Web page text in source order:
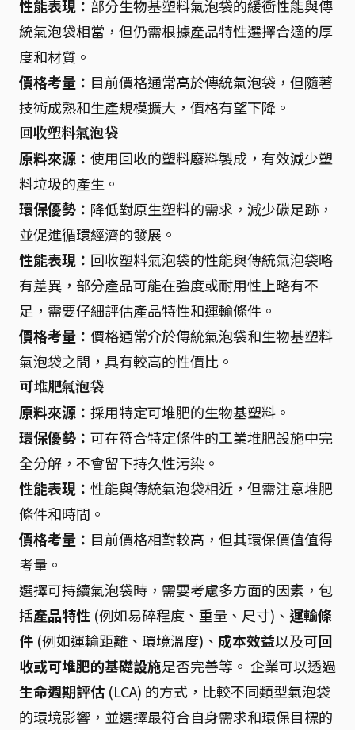
性能表現： 部分生物基塑料氣泡袋的緩衝性能與傳
統氣泡袋相當，但仍需根據產品特性選擇合適的厚
度和材質。
價格考量： 目前價格通常高於傳統氣泡袋，但隨著
技術成熟和生產規模擴大，價格有望下降。
回收塑料氣泡袋
原料來源： 使用回收的塑料廢料製成，有效減少塑
料垃圾的產生。
環保優勢： 降低對原生塑料的需求，減少碳足跡，
並促進循環經濟的發展。
性能表現： 回收塑料氣泡袋的性能與傳統氣泡袋略
有差異，部分產品可能在強度或耐用性上略有不
足，需要仔細評估產品特性和運輸條件。
價格考量： 價格通常介於傳統氣泡袋和生物基塑料
氣泡袋之間，具有較高的性價比。
可堆肥氣泡袋
原料來源： 採用特定可堆肥的生物基塑料。
環保優勢： 可在符合特定條件的工業堆肥設施中完
全分解，不會留下持久性污染。
性能表現： 性能與傳統氣泡袋相近，但需注意堆肥
條件和時間。
價格考量： 目前價格相對較高，但其環保價值值得
考量。
選擇可持續氣泡袋時，需要考慮多方面的因素，包
括產品特性 (例如易碎程度、重量、尺寸)、 運輸條
件 (例如運輸距離、環境溫度)、 成本效益以及可回
收或可堆肥的基礎設施是否完善等。 企業可以透過
生命週期評估 (LCA) 的方式，比較不同類型氣泡袋
的環境影響，並選擇最符合自身需求和環保目標的